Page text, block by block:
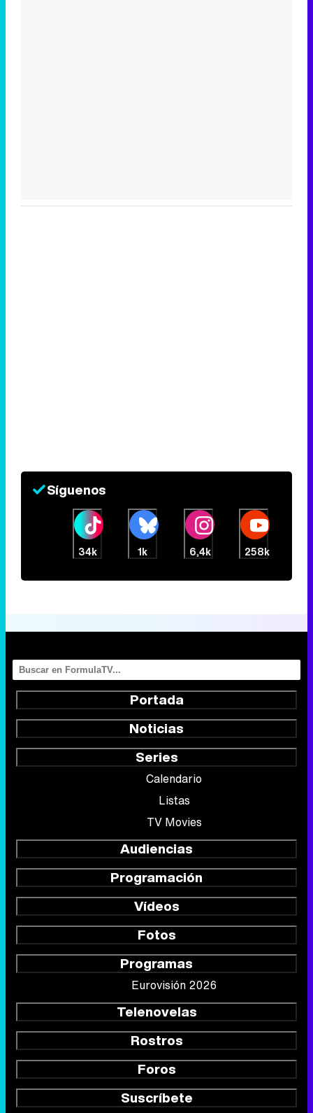
Síguenos
34k 1k 6,4k 258k
Portada
Noticias
Series
Calendario
Listas
TV Movies
Audiencias
Programación
Vídeos
Fotos
Programas
Eurovisión 2026
Telenovelas
Rostros
Foros
Suscríbete